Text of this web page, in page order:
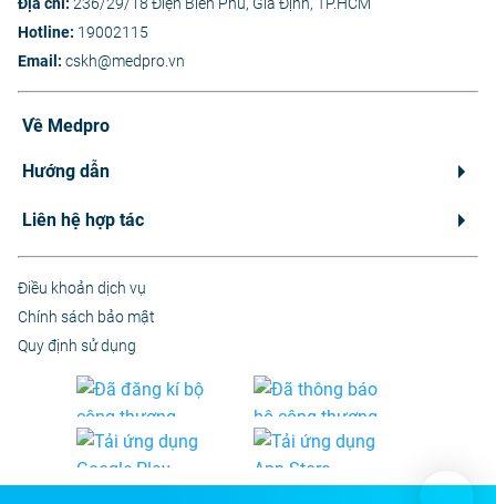
Hotline: 19002115
Email: cskh@medpro.vn
Về Medpro
Hướng dẫn
Liên hệ hợp tác
Điều khoản dịch vụ
Chính sách bảo mật
Quy định sử dụng